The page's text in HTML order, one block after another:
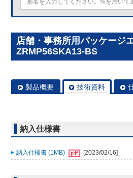
店舗・事務所用パッケージ
ZRMP56SKA13-BS
製品概要 技術資料
納入仕様書
納入仕様書 (1MB) [2023/02/16]